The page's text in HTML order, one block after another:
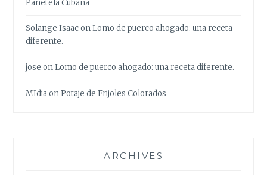
Panetela Cubana
Solange IsaaconLomo de puerco ahogado: una receta
diferente.
jose onLomo de puerco ahogado: una receta diferente.
MIdiaonPotaje de Frijoles Colorados
ARCHIVES